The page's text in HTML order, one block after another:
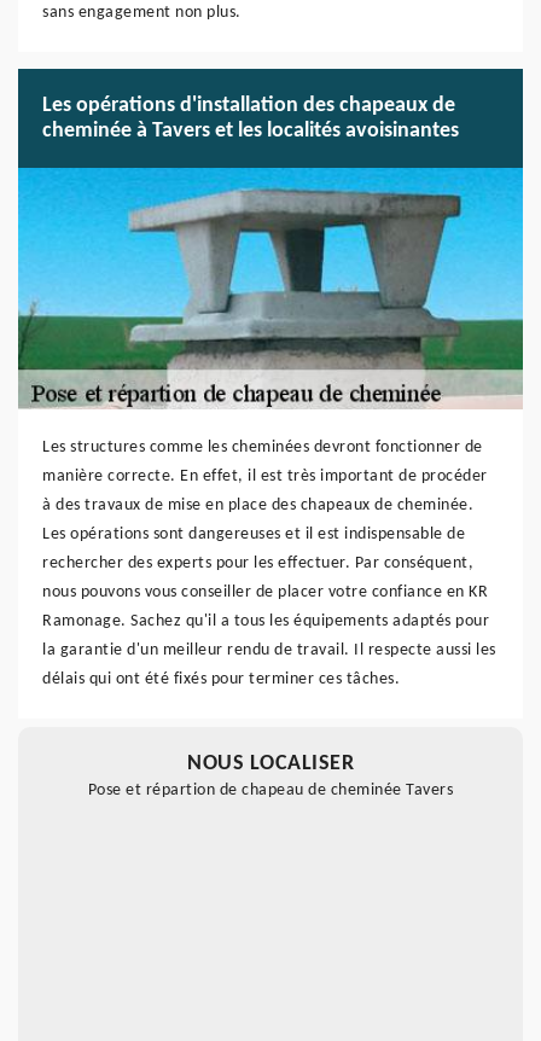
sans engagement non plus.
Les opérations d'installation des chapeaux de
cheminée à Tavers et les localités avoisinantes
Les structures comme les cheminées devront fonctionner de
manière correcte. En effet, il est très important de procéder
à des travaux de mise en place des chapeaux de cheminée.
Les opérations sont dangereuses et il est indispensable de
rechercher des experts pour les effectuer. Par conséquent,
nous pouvons vous conseiller de placer votre confiance en KR
Ramonage. Sachez qu'il a tous les équipements adaptés pour
la garantie d'un meilleur rendu de travail. Il respecte aussi les
délais qui ont été fixés pour terminer ces tâches.
NOUS LOCALISER
Pose et répartion de chapeau de cheminée Tavers